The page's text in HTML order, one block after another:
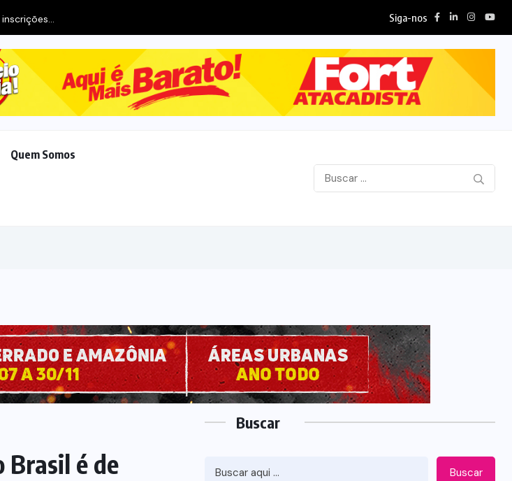
Siga-nos
Quem Somos
Brasil é de
Buscar
Buscar